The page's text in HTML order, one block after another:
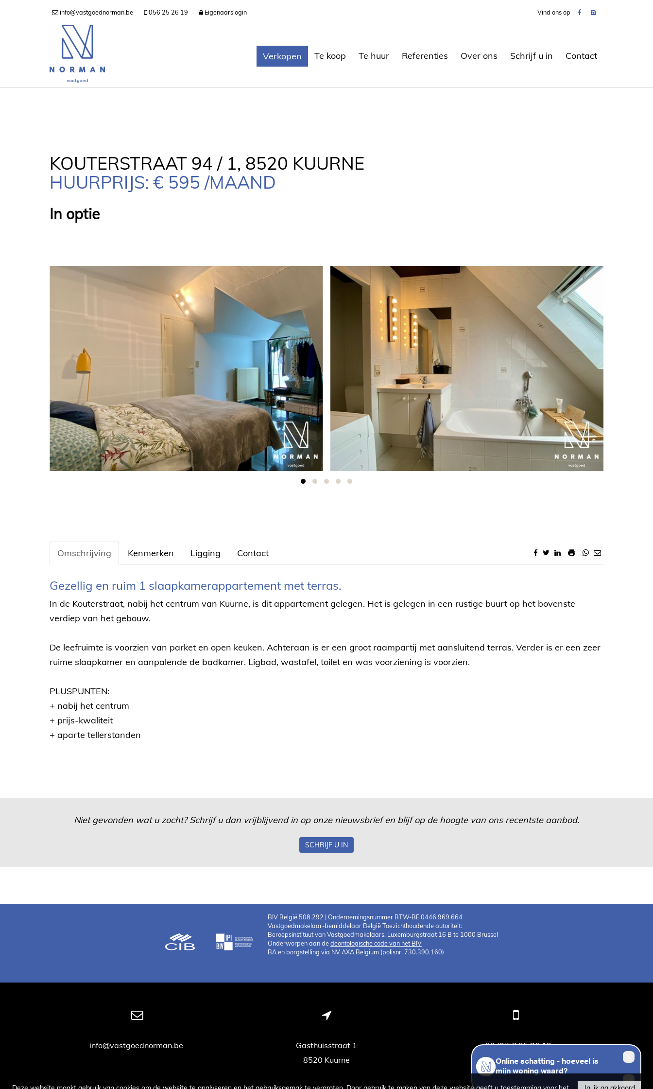
info@vastgoednorman.be 056 25 26 19 Eigenaarslogin Vind ons op
Verkopen Te koop Te huur Referenties Over ons Schrijf u in Contact
KOUTERSTRAAT 94 / 1, 8520 KUURNE
HUURPRIJS: € 595 /MAAND
In optie
Omschrijving Kenmerken Ligging Contact
Omschrijving
Gezellig en ruim 1 slaapkamerappartement met terras.
In de Kouterstraat, nabij het centrum van Kuurne, is dit appartement gelegen. Het is gelegen in een rustige buurt op het bovenste
verdiep van het gebouw.
De leefruimte is voorzien van parket en open keuken. Achteraan is er een groot raampartij met aansluitend terras. Verder is er een zeer
ruime slaapkamer en aanpalende de badkamer. Ligbad, wastafel, toilet en was voorziening is voorzien.
PLUSPUNTEN:
+ nabij het centrum
+ prijs-kwaliteit
+ aparte tellerstanden
Niet gevonden wat u zocht? Schrijf u dan vrijblijvend in op onze nieuwsbrief en blijf op de hoogte van ons recentste aanbod.
SCHRIJF U IN
BIV België 508.292 | Ondernemingsnummer BTW-BE 0446.969.664
Vastgoedmakelaar-bemiddelaar België Toezichthoudende autoriteit:
Beroepsinstituut van Vastgoedmakelaars, Luxemburgstraat 16 B te 1000 Brussel
Onderworpen aan dedeontologische code van het BIV
BA en borgstelling via NV AXA Belgium (polisnr. 730.390.160)
info@vastgoednorman.be
Gasthuisstraat 1
8520 Kuurne
+32 (0)56 25 26 19